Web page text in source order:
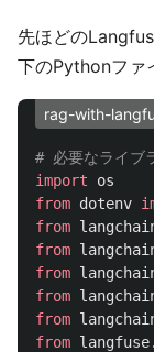
先ほどの
下のPythonファ
rag-with-
import
os
from dotenv
from
from
from
from
from
from